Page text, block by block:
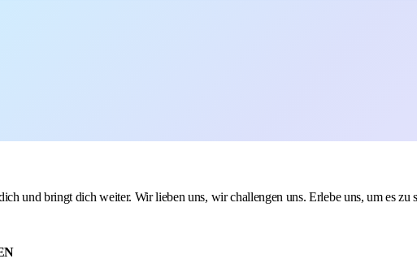
und bringt dich weiter. Wir lieben uns, wir challengen uns. Erlebe uns, um es zu